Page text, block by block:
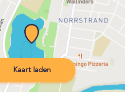
Kaart laden